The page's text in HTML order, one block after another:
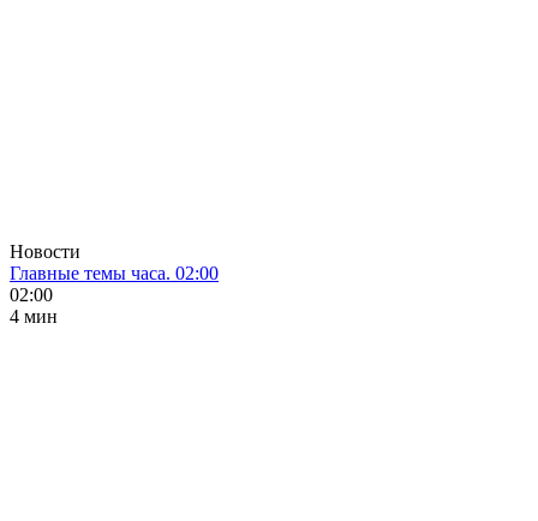
Новости
Главные темы часа. 02:00
02:00
4 мин